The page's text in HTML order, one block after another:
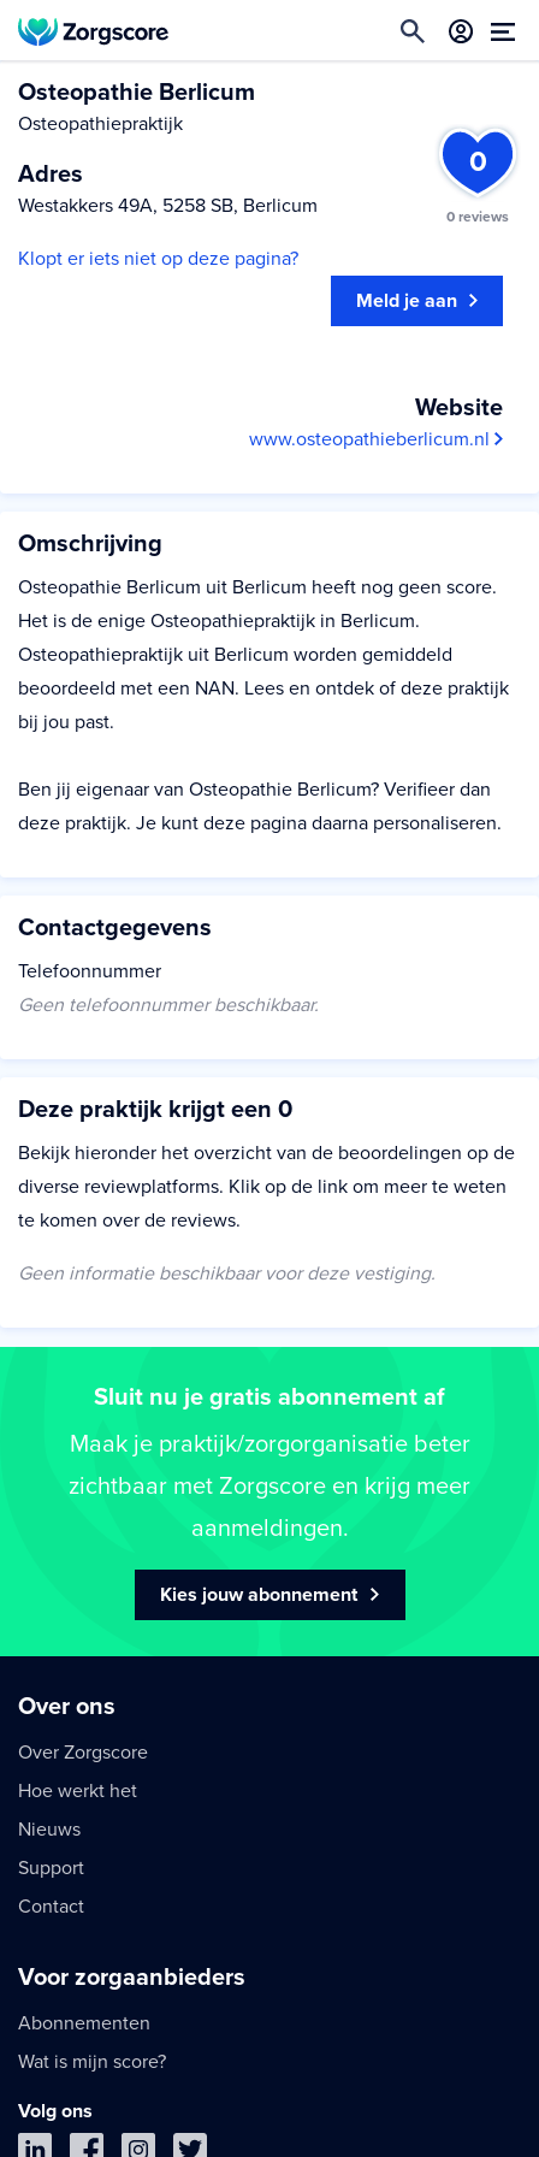
0
0 reviews
Osteopathie Berlicum
Osteopathiepraktijk
Adres
Westakkers 49A, 5258 SB, Berlicum
Klopt er iets niet op deze pagina?
Meld je aan
Website
www.osteopathieberlicum.nl
Omschrijving
Osteopathie Berlicum uit Berlicum heeft nog geen score.
Het is de enige Osteopathiepraktijk in Berlicum.
Osteopathiepraktijk uit Berlicum worden gemiddeld
beoordeeld met een NAN. Lees en ontdek of deze praktijk
bij jou past.
Ben jij eigenaar van Osteopathie Berlicum? Verifieer dan
deze praktijk. Je kunt deze pagina daarna personaliseren.
Contactgegevens
Telefoonnummer
Geen telefoonnummer beschikbaar.
Deze praktijk krijgt een 0
Bekijk hieronder het overzicht van de beoordelingen op de
diverse reviewplatforms. Klik op de link om meer te weten
te komen over de reviews.
Geen informatie beschikbaar voor deze vestiging.
Sluit nu je gratis abonnement af
Maak je praktijk/zorgorganisatie beter
zichtbaar met Zorgscore en krijg meer
aanmeldingen.
Kies jouw abonnement
Over ons
Over Zorgscore
Hoe werkt het
Nieuws
Support
Contact
Voor zorgaanbieders
Abonnementen
Wat is mijn score?
Volg ons